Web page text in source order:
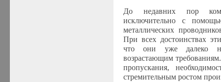
До недавних пор
исключительно с
металлических
При всех достоинствах
что они уже далеко не
возрастающим
пропускания,
стремительным ростом